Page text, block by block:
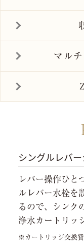
マル
シングルレバ
レバー操作ひと
ルレバー水栓を
るので、シンク
浄水カートリッ
※カートリッジ交換費